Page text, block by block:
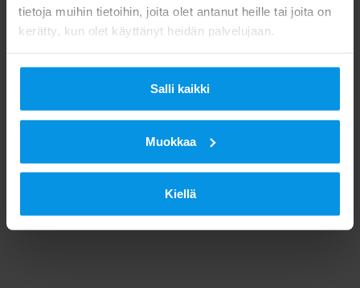
tietoja muihin tietoihin, joita olet antanut heille tai joita on
kerätty, kun olet käyttänyt heidän palvelujaan.
Salli kaikki
Muokkaa
Kiellä